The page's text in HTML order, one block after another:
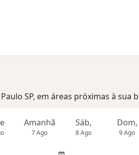
SP, em áreas próximas à sua
Amanhã
7 Ago
Sáb,
8 Ago
Dom,
9 Ago